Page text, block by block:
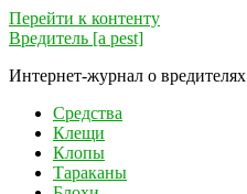
Перейти к контенту
Вредитель [a pest]
Интернет-журнал о вредителях
Средства
Клещи
Клопы
Тараканы